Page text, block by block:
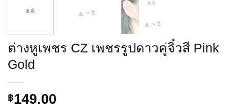
ต่างหูเพชร CZ เพชรรูปดาวคู่จิ๋วสี Pink
Gold
฿149.00